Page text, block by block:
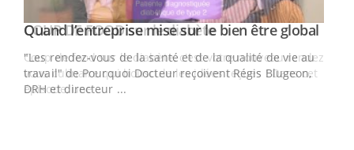
Youtube
Quand l’entreprise mise sur le bien être global
"Les rendez-vous de la santé et de la qualité de vie au
travail" de Pourquoi Docteur reçoivent Régis Blugeon,
DRH et directeur ...